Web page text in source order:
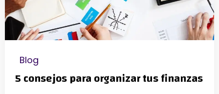
Blog
5 consejos para organizar tus finanzas